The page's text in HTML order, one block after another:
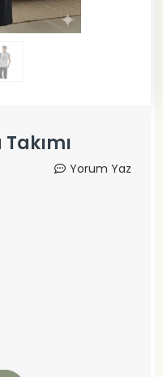
Yorum Yaz